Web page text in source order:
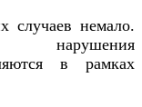
немало.
нарушения
в рамках